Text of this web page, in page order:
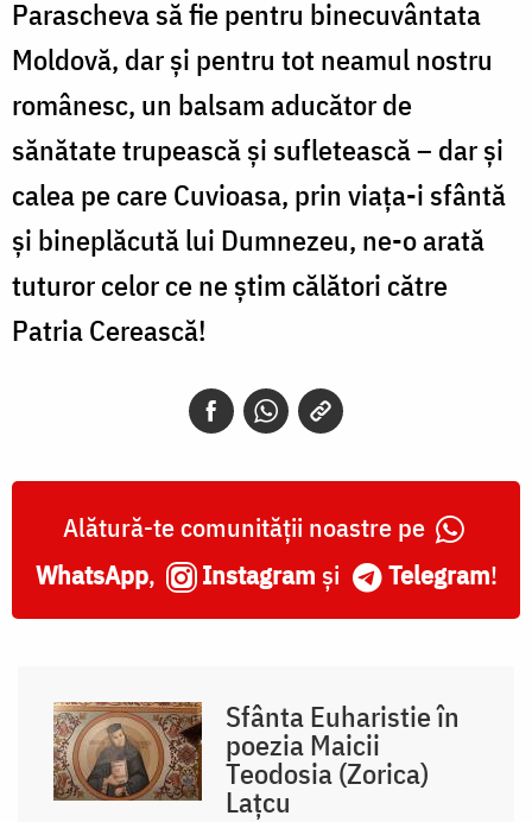
Parascheva să fie pentru binecuvântata
Moldovă, dar și pentru tot neamul nostru
românesc, un balsam aducător de
sănătate trupească și sufletească – dar și
calea pe care Cuvioasa, prin viața-i sfântă
și bineplăcută lui Dumnezeu, ne-o arată
tuturor celor ce ne știm călători către
Patria Cerească!
Alătură-te comunității noastre pe
WhatsApp, Instagram și Telegram!
Sfânta Euharistie în
poezia Maicii
Teodosia (Zorica)
Lațcu